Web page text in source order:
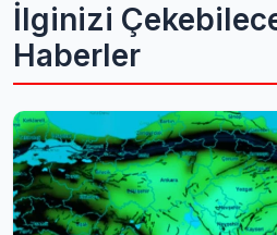
İlginizi
Haberler